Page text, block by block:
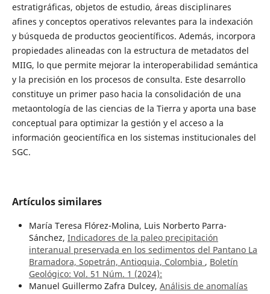
estratigráficas, objetos de estudio, áreas disciplinares
afines y conceptos operativos relevantes para la indexación
y búsqueda de productos geocientíficos. Además, incorpora
propiedades alineadas con la estructura de metadatos del
MIIG, lo que permite mejorar la interoperabilidad semántica
y la precisión en los procesos de consulta. Este desarrollo
constituye un primer paso hacia la consolidación de una
metaontología de las ciencias de la Tierra y aporta una base
conceptual para optimizar la gestión y el acceso a la
información geocientífica en los sistemas institucionales del
SGC.
Artículos similares
María Teresa Flórez-Molina, Luis Norberto Parra-
Sánchez, Indicadores de la paleo precipitación
interanual preservada en los sedimentos del Pantano La
Bramadora, Sopetrán, Antioquia, Colombia , Boletín
Geológico: Vol. 51 Núm. 1 (2024):
Manuel Guillermo Zafra Dulcey, Análisis de anomalías